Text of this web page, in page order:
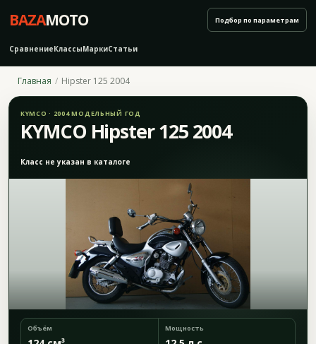
BAZAMOTO
СравнениеКлассыМаркиСтатьи
Подбор по параметрам
Главная Hipster 125 2004
KYMCO · 2004 МОДЕЛЬНЫЙ ГОД
KYMCO Hipster 125 2004
Класс не указан в каталоге
Объём Мощность